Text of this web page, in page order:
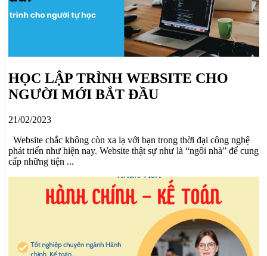
HỌC LẬP TRÌNH WEBSITE CHO
NGƯỜI MỚI BẮT ĐẦU
21/02/2023
Website chắc không còn xa lạ với bạn trong thời đại công nghệ
phát triển như hiện nay. Website thật sự như là “ngôi nhà” để cung
cấp những tiện ...